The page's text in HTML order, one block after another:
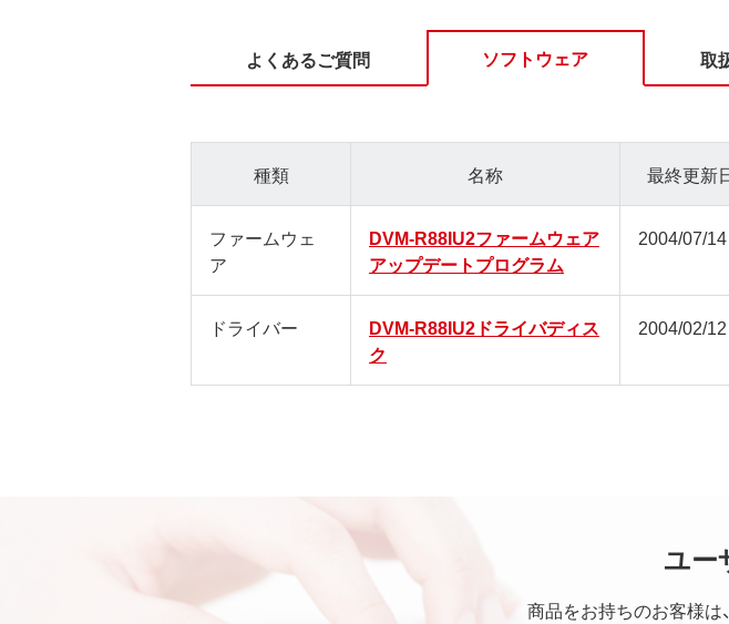
よくあるご質問 ソフトウェア 取
種類 名称 最終更新
ファームウェ
ア
DVM-R88IU2ファームウェア
アップデートプログラム
2004/07/14
ドライバー
DVM-R88IU2ドライバディス
ク
2004/02/12
ユー
商品をお持ちのお客様は